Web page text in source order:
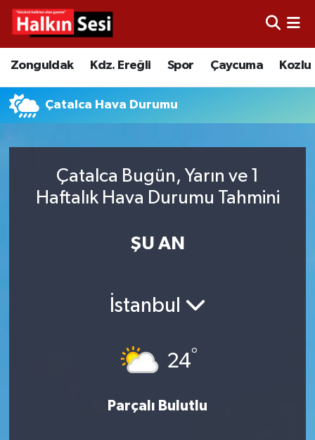
Zonguldak Kdz. Ereğli Spor Çaycuma Kozlu
Çatalca Hava Durumu
Çatalca Bugün, Yarın ve 1
Haftalık Hava Durumu Tahmini
ŞU AN
İstanbul
24°
Parçalı Bulutlu
Video
Yazarlar
Çaycuma
KDZ. Ereğli
Alaplı
Merkez Hava Durumu
Merkez Trafik Yoğunluk Haritası
Tüm Manşetler